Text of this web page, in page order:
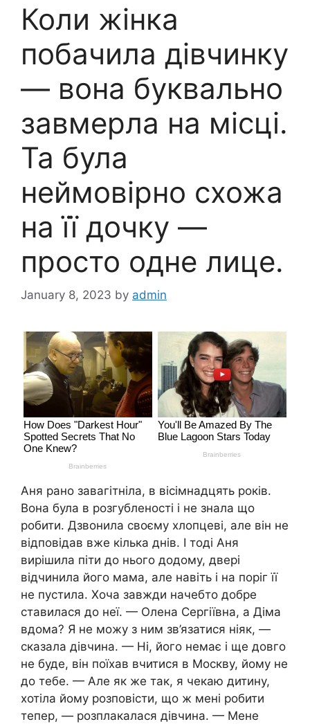
Коли жінка
побачила дівчинку
— вона буквально
завмерла на місці.
Та була
неймовірно схожа
на її дочку —
просто одне лице.
January 8, 2023 by admin
Аня рано завагітніла, в вісімнадцять років.
Вона була в розгубленості і не знала що
робити. Дзвонила своєму хлопцеві, але він не
відповідав вже кілька днів. І тоді Аня
вирішила піти до нього додому, двері
відчинила його мама, але навіть і на поріг її
не пустила. Хоча завжди начебто добре
ставилася до неї. — Олена Сергіївна, а Діма
вдома? Я не можу з ним зв’язатися ніяк, —
сказала дівчина. — Ні, його немає і ще довго
не буде, він поїхав вчитися в Москву, йому не
до тебе. — Але як же так, я чекаю дитину,
хотіла йому розповісти, що ж мені робити
тепер, — розплакалася дівчина. — Мене